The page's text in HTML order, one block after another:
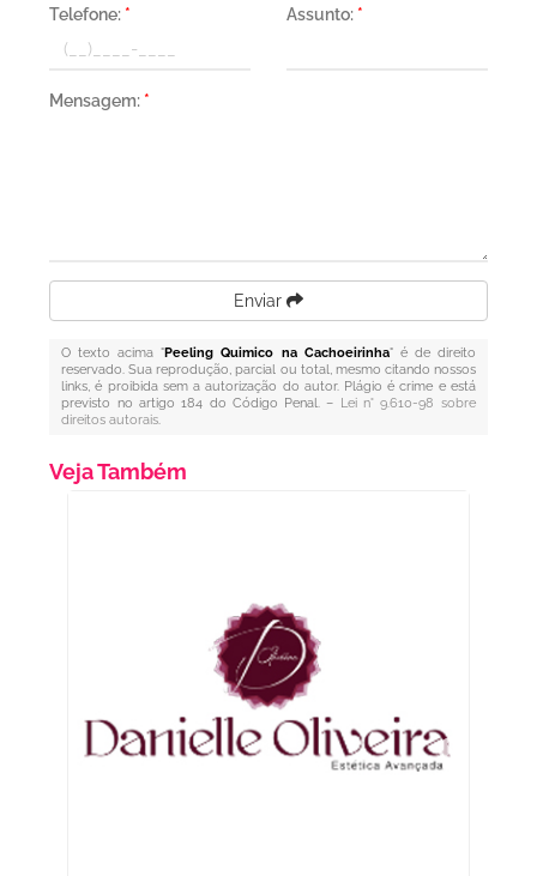
Telefone: * Assunto: *
Mensagem: *
Enviar
O texto acima "Peeling Quimico na Cachoeirinha" é de direito
reservado. Sua reprodução, parcial ou total, mesmo citando nossos
links, é proibida sem a autorização do autor. Plágio é crime e está
previsto no artigo 184 do Código Penal. – Lei n° 9.610-98 sobre
direitos autorais.
Veja Também